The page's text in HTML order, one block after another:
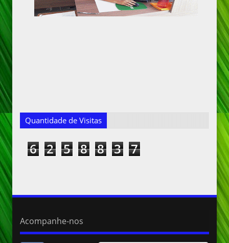
Quantidade de Visitas
6 2 5 8 8 3 7
Acompanhe-nos